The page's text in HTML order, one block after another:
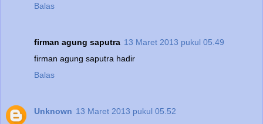
Balas
firman agung saputra 13 Maret 2013 pukul 05.49
firman agung saputra hadir
Balas
Unknown 13 Maret 2013 pukul 05.52